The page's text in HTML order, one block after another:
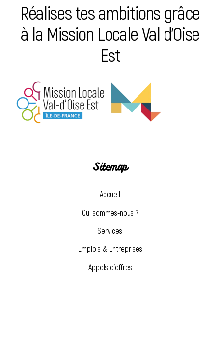
Réalises tes ambitions grâce
à la Mission Locale Val d’Oise
Est
Sitemap
Accueil
Qui sommes-nous ?
Services
Emplois & Entreprises
Appels d’offres